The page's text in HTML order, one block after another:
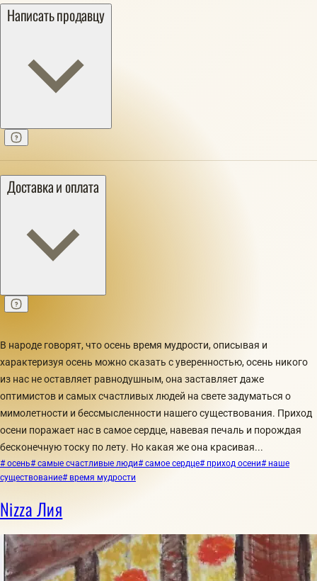
Написать продавцу
Доставка и оплата
В народе говорят, что осень время мудрости, описывая и
характеризуя осень можно сказать с уверенностью, осень никого
из нас не оставляет равнодушным, она заставляет даже
оптимистов и самых счастливых людей на свете задуматься о
мимолетности и бессмысленности нашего существования. Приход
осени поражает нас в самое сердце, навевая печаль и порождая
бесконечную тоску по лету. Но какая же она красивая...
# осень# самые счастливые люди# самое сердце# приход осени# наше
существование# время мудрости
Nizza Лия